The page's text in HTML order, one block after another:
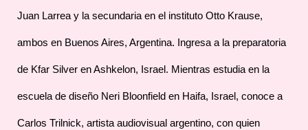
Juan Larrea y la secundaria en el instituto Otto Krause,
ambos en Buenos Aires, Argentina. Ingresa a la preparatoria
de Kfar Silver en Ashkelon, Israel. Mientras estudia en la
escuela de diseño Neri Bloonfield en Haifa, Israel, conoce a
Carlos Trilnick, artista audiovisual argentino, con quien